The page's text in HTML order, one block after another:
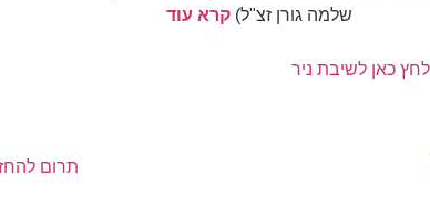
שלמה גורן זצ"ל) קרא עוד